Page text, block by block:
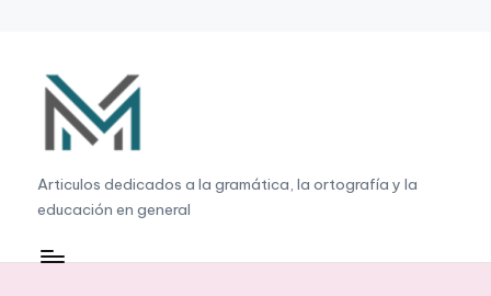
contenido
G
r
a
Articulos dedicados a la gramática, la ortografía y la
educación en general